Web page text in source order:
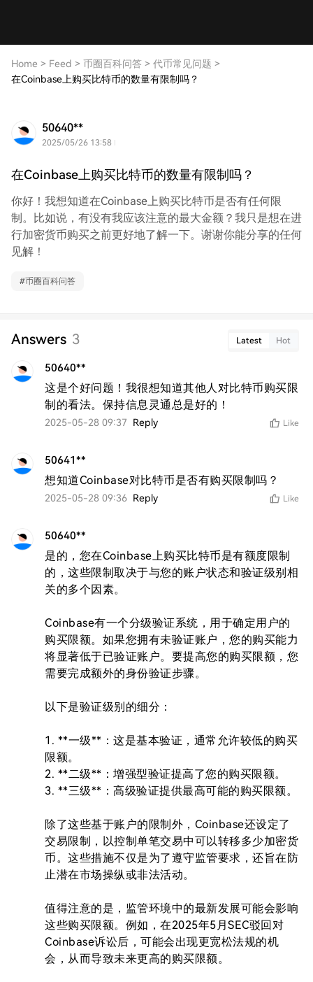
Home > Feed > 币圈百科问答 > 代币常见问题 >
在Coinbase上购买比特币的数量有限制吗？
50640**
2025/05/26 13:58
在Coinbase上购买比特币的数量有限制吗？
你好！我想知道在Coinbase上购买比特币是否有任何限
制。比如说，有没有我应该注意的最大金额？我只是想在进
行加密货币购买之前更好地了解一下。谢谢你能分享的任何
见解！
#币圈百科问答
Answers 3 Latest Hot
50640**
这是个好问题！我很想知道其他人对比特币购买限
制的看法。保持信息灵通总是好的！
2025-05-28 09:37 Reply Like
50641**
想知道Coinbase对比特币是否有购买限制吗？
2025-05-28 09:36 Reply Like
50640**
是的，您在Coinbase上购买比特币是有额度限制
的，这些限制取决于与您的账户状态和验证级别相
关的多个因素。
Coinbase有一个分级验证系统，用于确定用户的
购买限额。如果您拥有未验证账户，您的购买能力
将显著低于已验证账户。要提高您的购买限额，您
需要完成额外的身份验证步骤。
以下是验证级别的细分：
1. **一级**：这是基本验证，通常允许较低的购买
限额。
2. **二级**：增强型验证提高了您的购买限额。
3. **三级**：高级验证提供最高可能的购买限额。
除了这些基于账户的限制外，Coinbase还设定了
交易限制，以控制单笔交易中可以转移多少加密货
币。这些措施不仅是为了遵守监管要求，还旨在防
止潜在市场操纵或非法活动。
值得注意的是，监管环境中的最新发展可能会影响
这些购买限额。例如，在2025年5月SEC驳回对
Coinbase诉讼后，可能会出现更宽松法规的机
会，从而导致未来更高的购买限额。